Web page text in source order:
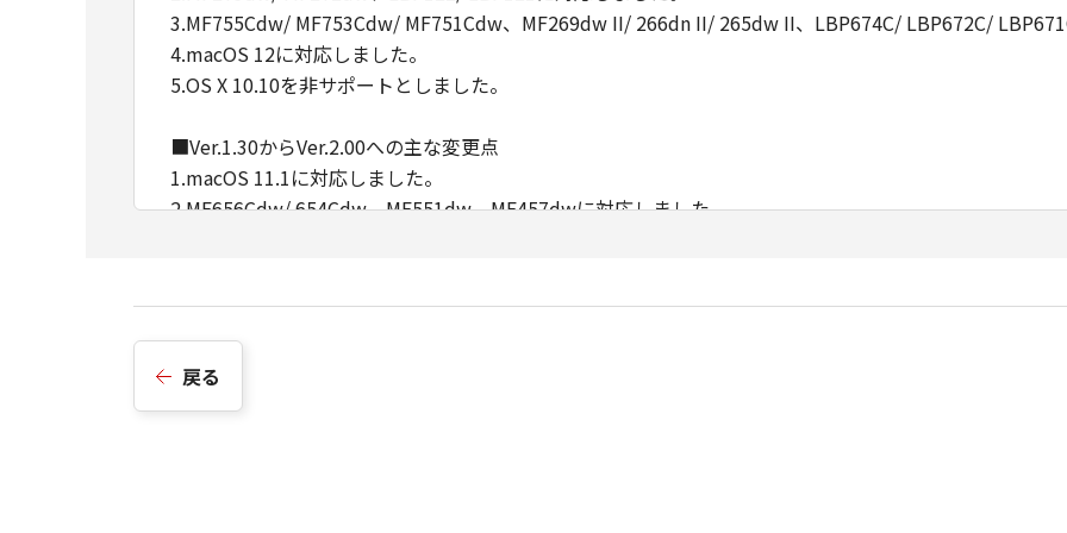
3.MF755Cdw/ MF753Cdw/ MF751Cdw、MF269dw II/ 266dn II/ 265dw II、LBP674C/ LBP672C/
4.macOS 12に対応しました。
5.OS X 10.10を非サポートとしました。
■Ver.1.30からVer.2.00への主な変更点
1.macOS 11.1に対応しました。
2.MF656Cdw/ 654Cdw、MF551dw、MF457dwに対応しました。
1.macOS 10.15に対応しました。
■Ver.1.10からVer.1.20への主な変更点
1.MF269dw/ 266dn/ 265dw/ 264dw/ 262dwに対応しました。
戻る